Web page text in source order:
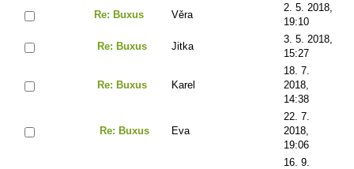
Re: Buxus Věra
2. 5. 2018,
19:10
Re: Buxus Jitka
3. 5. 2018,
15:27
Re: Buxus Karel
18. 7.
2018,
14:38
Re: Buxus Eva
22. 7.
2018,
19:06
16. 9.